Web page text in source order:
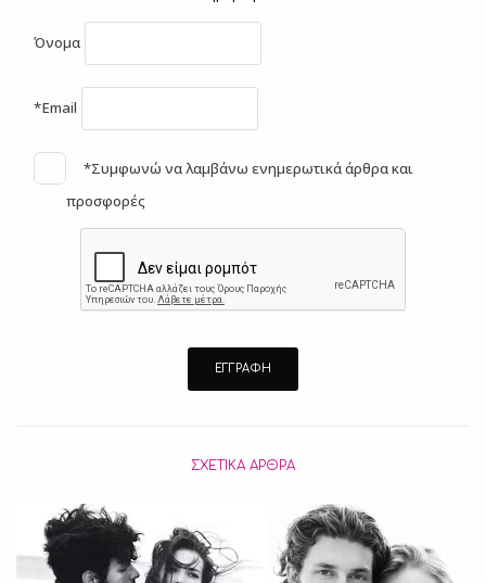
Όνομα
*Email
*Συμφωνώ να λαμβάνω ενημερωτικά άρθρα και
προσφορές
ΣΧΕΤΙΚΆ ΆΡΘΡΑ